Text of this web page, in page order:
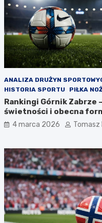
ANALIZA DRUŻYN
HISTORIA SPORTU
PIŁKA
Rankingi Górnik Zabrze
świetności i obecna
4 marca 2026